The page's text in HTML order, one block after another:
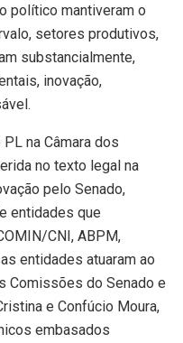
político mantiveram o
setores produtivos,
substancialmente,
inovação,
na Câmara dos
no texto legal na
pelo Senado,
entidades que
CNI, ABPM,
entidades atuaram ao
Comissões do Senado e
e Confúcio Moura,
embasados